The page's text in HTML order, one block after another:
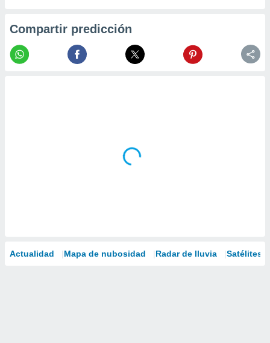
Compartir predicción
Actualidad Mapa de nubosidad Radar de lluvia Satélites